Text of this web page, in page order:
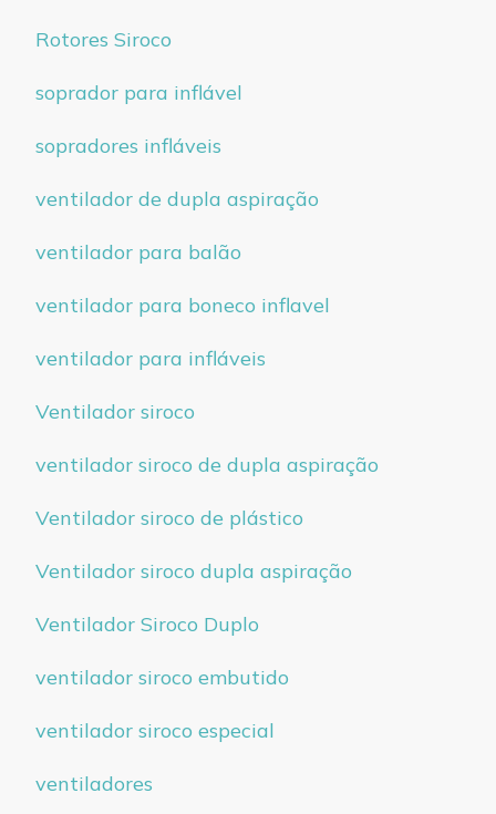
Rotores Siroco
soprador para inflável
sopradores infláveis
ventilador de dupla aspiração
ventilador para balão
ventilador para boneco inflavel
ventilador para infláveis
Ventilador siroco
ventilador siroco de dupla aspiração
Ventilador siroco de plástico
Ventilador siroco dupla aspiração
Ventilador Siroco Duplo
ventilador siroco embutido
ventilador siroco especial
ventiladores